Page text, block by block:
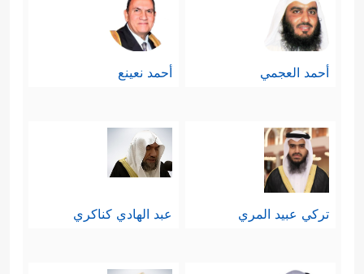
أحمد العجمي أحمد نعينع
تركي عبيد المري عبد الهادي كناكري